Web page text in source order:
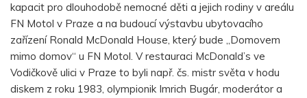
kapacit pro dlouhodobě nemocné děti a jejich rodiny v areálu
FN Motol v Praze a na budoucí výstavbu ubytovacího
zařízení Ronald McDonald House, který bude „Domovem
mimo domov“ u FN Motol. V restauraci McDonald’s ve
Vodičkově ulici v Praze to byli např. čs. mistr světa v hodu
diskem z roku 1983, olympionik Imrich Bugár, moderátor a